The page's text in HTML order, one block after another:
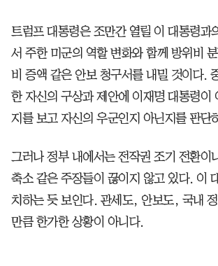
트럼프 대통령은 조만간 열릴 이 대통령과
서 주한 미군의 역할 변화와 함께 방위비
비 증액 같은 안보 청구서를 내밀 것이다.
한 자신의 구상과 제안에 이재명 대통령이
지를 보고 자신의 우군인지 아닌지를 판단
그러나 정부 내에서는 전작권 조기 전환이
축소 같은 주장들이 끊이지 않고 있다. 이
치하는 듯 보인다. 관세도, 안보도, 국내
만큼 한가한 상황이 아니다.